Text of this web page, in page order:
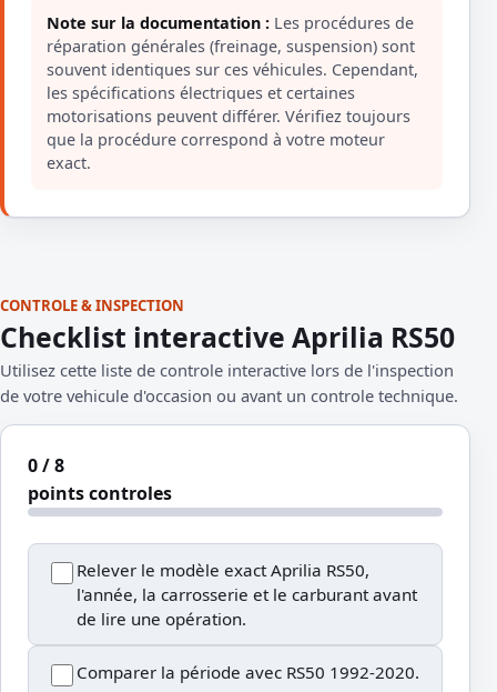
Note sur la documentation : Les procédures de
réparation générales (freinage, suspension) sont
souvent identiques sur ces véhicules. Cependant,
les spécifications électriques et certaines
motorisations peuvent différer. Vérifiez toujours
que la procédure correspond à votre moteur
exact.
CONTROLE & INSPECTION
Checklist interactive Aprilia RS50
Utilisez cette liste de controle interactive lors de l'inspection
de votre vehicule d'occasion ou avant un controle technique.
0 / 8
points controles
Relever le modèle exact Aprilia RS50,
l'année, la carrosserie et le carburant avant
de lire une opération.
Comparer la période avec RS50 1992-2020.